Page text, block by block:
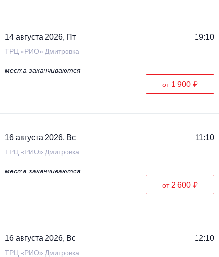
14 августа 2026, Пт 19:10
ТРЦ «РИО» Дмитровка
места заканчиваются
от 1 900 ₽
16 августа 2026, Вс 11:10
ТРЦ «РИО» Дмитровка
места заканчиваются
от 2 600 ₽
16 августа 2026, Вс 12:10
ТРЦ «РИО» Дмитровка